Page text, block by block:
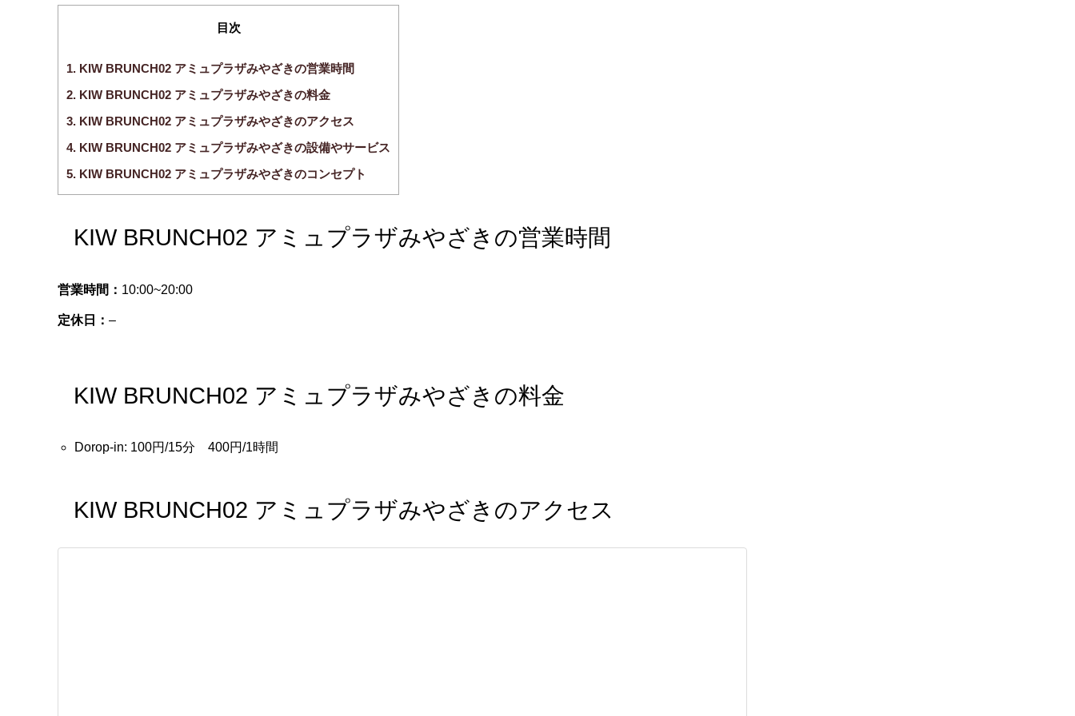
目次
1. KIW BRUNCH02 アミュプラザみやざきの営業時間
2. KIW BRUNCH02 アミュプラザみやざきの料金
3. KIW BRUNCH02 アミュプラザみやざきのアクセス
4. KIW BRUNCH02 アミュプラザみやざきの設備やサービス
5. KIW BRUNCH02 アミュプラザみやざきのコンセプト
KIW BRUNCH02 アミュプラザみやざきの営業時間
営業時間： 10:00~20:00
定休日： –
KIW BRUNCH02 アミュプラザみやざきの料金
Dorop-in: 100円/15分 400円/1時間
KIW BRUNCH02 アミュプラザみやざきのアクセス